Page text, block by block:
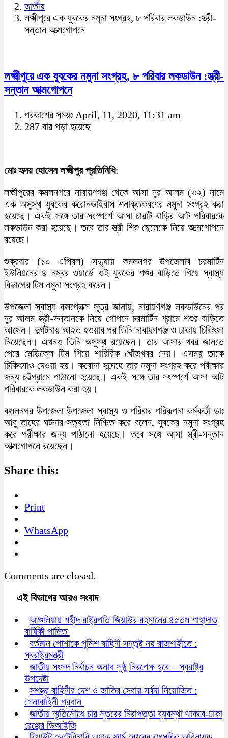
জাতীয়
লক্ষ্মীপুরে এক যুবকের নমুনা সংগ্রহ, ৮ পরিবার লকডাউন :স্ত্রী-
সন্তান আত্মগোপনে
লক্ষ্মীপুরে এক যুবকের নমুনা সংগ্রহ, ৮ পরিবার লকডাউন :স্ত্রী-
সন্তান আত্মগোপনে
প্রকাশের সময়ঃ April, 11, 2020, 11:31 am
287 বার পড়া হয়েছে
মোঃ হৃদয় হোসেন লক্ষ্মীপুর প্রতিনিধি:
লক্ষ্মীপুরের কমলনগরে নারায়ণগঞ্জ থেকে আসা নুর আলম (৩২) নামে
এক অসুস্থ যুবকের করোনভাইরাস শনাক্তকরণের নমুনা সংগ্রহ করা
হয়েছে। একই সঙ্গে তার সংস্পর্শে আসা চারটি বাড়ির আট পরিবারকে
লকডাউন করা হয়েছে। তবে তার স্ত্রী শিশু ছেলেকে নিয়ে আত্মগোপনে
রয়েছে।
শুক্রবার (১০ এপ্রিল) সন্ধ্যায় কমলনগর উপজেলার চরমার্টিন
ইউনিয়নের ৪ নম্বর ওয়ার্ডে ওই যুবকের শশুর বাড়িতে গিয়ে স্বাস্থ্য
বিভাগের টিম নমুনা সংগ্রহ করেন।
উপজেলা স্বাস্থ্য কমপ্লেক্স সূত্র জানায়, নারায়ণগঞ্জ লকডাউনের পর
নুর আলম স্ত্রী-সন্তানকে নিয়ে গোপনে চরমার্টিন গ্রামে শশুর বাড়িতে
আসেন। দুর্ঘটনায় আহত হওয়ার পর তিনি নারায়ণগঞ্জ ও ঢাকায় চিকিৎসা
নিয়েছেন। এখনও তিনি অসুস্থ রয়েছেন। তার আসার খবর জানতে
পেরে মেডিকেল টিম গিয়ে শারিরিক খোঁজখবর নেয়। এসময় তাকে
চিকিৎসাও দেওয়া হয়। করোনা সন্দেহে তার নমুনা সংগ্রহ করে পরীক্ষার
জন্য চট্টগ্রামে পাঠানো হয়েছে। একই সঙ্গে তার সংস্পর্শে আসা আট
পরিবারকে লকডাউন করা হয়।
কমলনগর উপজেলা উপজেলা স্বাস্থ্য ও পরিবার পরিকল্পনা কর্মকর্তা ডাঃ
আবু তাহের ঘটনার সত্যতা নিশ্চিত করে বলেন, যুবকের নমুনা সংগ্রহ
করে পরীক্ষার জন্য পাঠানো হয়েছে। তবে সঙ্গে আসা স্ত্রী-সন্তান
আত্মগোপনে রয়েছেন।
Share this:
Print
WhatsApp
Comments are closed.
এই বিভাগের আরও সংবাদ
আশুলিয়ায় শহীদ রাষ্ট্রপতি জিয়াউর রহমানের ৪৫তম শাহাদাত
বার্ষিকী পালিত
বর্তমান পোশাকে পুলিশ বাহিনী সন্তুষ্ট নয় রাজশাহীতে :
স্বরাষ্ট্রমন্ত্রী
জাতীয় সংসদ নির্বাচন অনাধ সুষ্ঠু নিরপেক্ষ হবে – স্বরাষ্ট্র
উপদেষ্টা
সশস্ত্র বাহিনীর দেশ ও জাতির সেবায় সর্বদা নিয়োজিত :
সেনাবাহিনী প্রধান
জাতীয় স্মৃতিসৌধে চার স্তরের নিরাপত্তা ব্যবস্থা থাকবে-ঢাকা
রেঞ্জের ডিআইজি